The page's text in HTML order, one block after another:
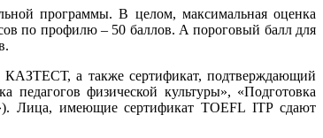
программы. В целом, максимальная оценка
по профилю – 50 баллов. А пороговый балл для
КАЗТЕСТ, а также сертификат, подтверждающий
физической культуры», «Подготовка
Лица, имеющие сертификат TOEFL ITP сдают